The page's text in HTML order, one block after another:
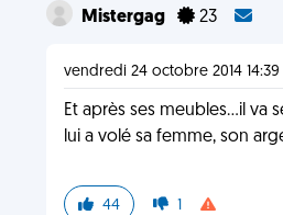
Mistergag 23
vendredi 24 octobre 2014 14:39
Et après ses meubles...il va
lui a volé sa femme, son
44 1